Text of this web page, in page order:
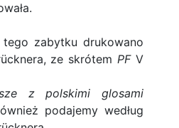
zabytku drukowano
ze skrótemPFV
z polskimi glosami
podajemy według